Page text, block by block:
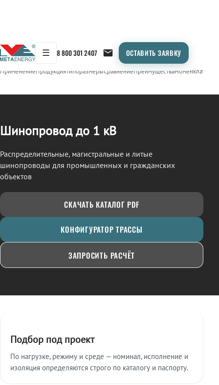
☰ 8 800 301 2407 ОСТАВИТЬ ЗАЯВКУ
← Продукция/ШИНОПРОВОД
ПрименениеПродукцияТипоразмерыСравнениеПреимуществаНоменклатура
Шинопровод до 1 кВ
Распределительные, магистральные и литые
шинопроводы для промышленных и гражданских
объектов
СКАЧАТЬ КАТАЛОГ PDF
КОНФИГУРАТОР ТРАССЫ
ЗАПРОСИТЬ РАСЧЁТ
Подбор под проект
По нагрузке, режиму и среде — номинал, исполнение и
изоляция определяются строго по каталогу и паспорту.